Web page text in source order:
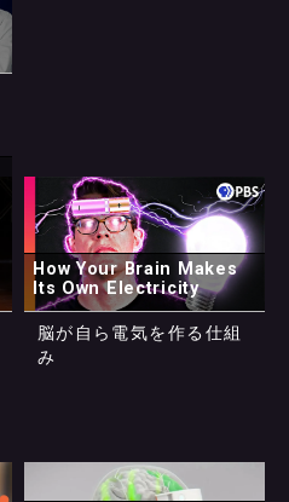
How Your Brain Makes
Its Own Electricity
脳が自ら電気を作る仕組
み